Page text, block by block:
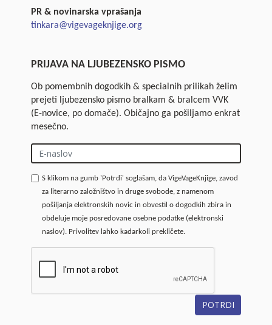
PR & novinarska vprašanja
tinkara@vigevageknjige.org
PRIJAVA NA LJUBEZENSKO PISMO
Ob pomembnih dogodkih & specialnih prilikah želim
prejeti ljubezensko pismo bralkam & bralcem VVK
(E-novice, po domače). Običajno ga pošiljamo enkrat
mesečno.
S klikom na gumb 'Potrdi' soglašam, da VigeVageKnjige, zavod
za literarno založništvo in druge svobode, z namenom
pošiljanja elektronskih novic in obvestil o dogodkih zbira in
obdeluje moje posredovane osebne podatke (elektronski
naslov). Privolitev lahko kadarkoli prekličete.
POTRDI